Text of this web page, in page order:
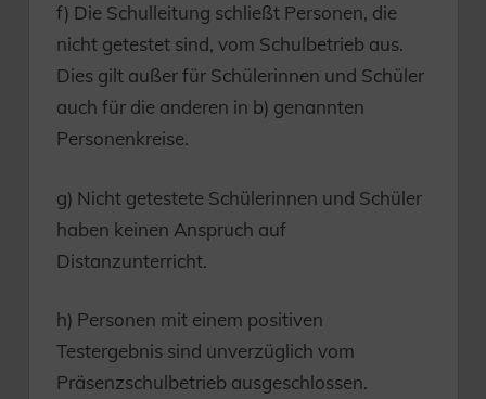
f) Die Schulleitung schließt Personen, die
nicht getestet sind, vom Schulbetrieb aus.
Dies gilt außer für Schülerinnen und Schüler
auch für die anderen in b) genannten
Personenkreise.
g) Nicht getestete Schülerinnen und Schüler
haben keinen Anspruch auf
Distanzunterricht.
h) Personen mit einem positiven
Testergebnis sind unverzüglich vom
Präsenzschulbetrieb ausgeschlossen.